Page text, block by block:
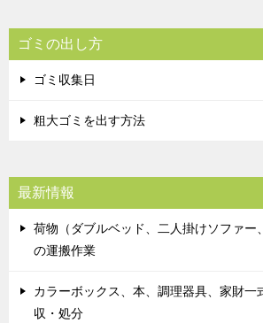
ゴミの出し方
ゴミ収集日
粗大ゴミを出す方法
最新情報
荷物（ダブルベッド、二人掛けソファー
の運搬作業
カラーボックス、本、調理器具、家財一
収・処分